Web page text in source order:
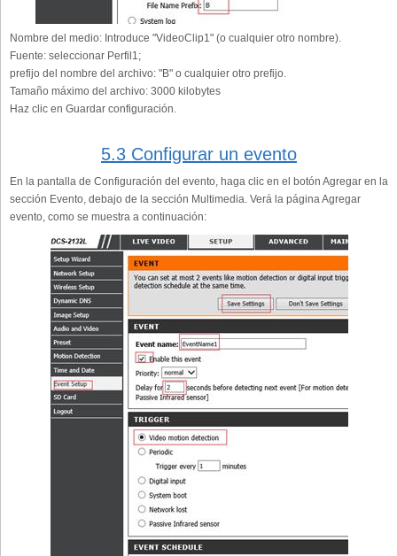
Nombre del medio: Introduce "VideoClip1" (o cualquier otro nombre).
Fuente: seleccionar Perfil1;
prefijo del nombre del archivo: "B" o cualquier otro prefijo.
Tamaño máximo del archivo: 3000 kilobytes
Haz clic en Guardar configuración.
5.3 Configurar un evento
En la pantalla de Configuración del evento, haga clic en el botón Agregar en la
sección Evento, debajo de la sección Multimedia. Verá la página Agregar
evento, como se muestra a continuación: